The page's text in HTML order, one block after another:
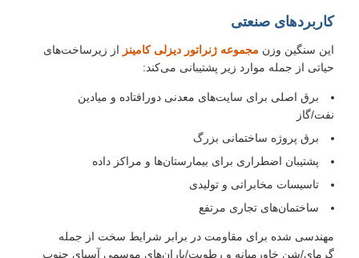
کاربردهای صنعتی
این سنگین وزن مجموعه ژنراتور دیزلی کامینز از زیرساخت‌های
حیاتی از جمله موارد زیر پشتیبانی می‌کند:
برق اصلی برای سایت‌های معدنی دورافتاده و میادین
نفت/گاز
برق پروژه ساختمانی بزرگ
پشتیبان اضطراری برای بیمارستان‌ها و مراکز داده
تاسیسات مخابراتی و تولیدی
ساختمان‌های تجاری مرتفع
مهندسی شده برای مقاومت در برابر شرایط سخت از جمله
گرمای/شن خاورمیانه و رطوبت/باران‌های موسمی آسیای جنوب